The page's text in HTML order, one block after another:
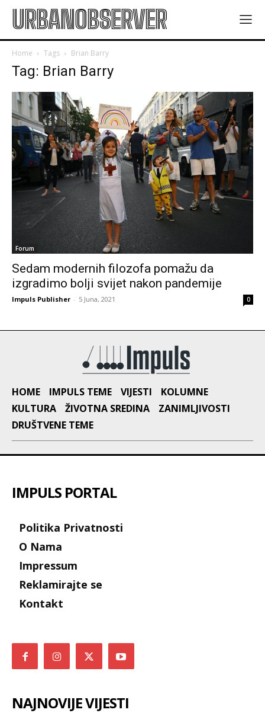
URBANOBSERVER
Home Tags Brian Barry
Tag: Brian Barry
Forum
Sedam modernih filozofa pomažu da
izgradimo bolji svijet nakon pandemije
Impuls Publisher - 5 Juna, 2021 0
HOME IMPULS TEME VIJESTI
KOLUMNE
KULTURA
ŽIVOTNA SREDINA
ZANIMLJIVOSTI
DRUŠTVENE TEME
IMPULS PORTAL
Politika Privatnosti
O Nama
Impressum
Reklamirajte se
Kontakt
NAJNOVIJE VIJESTI